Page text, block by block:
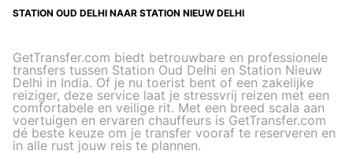
STATION OUD DELHI NAAR STATION NIEUW DELHI
GetTransfer.com biedt betrouwbare en professionele
transfers tussen Station Oud Delhi en Station Nieuw
Delhi in India. Of je nu toerist bent of een zakelijke
reiziger, deze service laat je stressvrij reizen met een
comfortabele en veilige rit. Met een breed scala aan
voertuigen en ervaren chauffeurs is GetTransfer.com
dé beste keuze om je transfer vooraf te reserveren en
in alle rust jouw reis te plannen.